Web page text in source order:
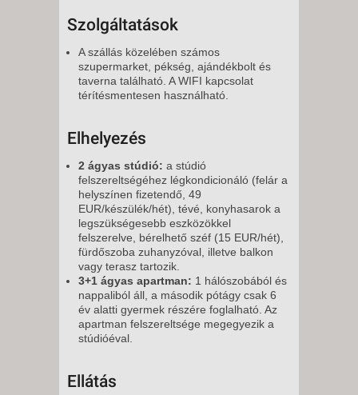
Szolgáltatások
A szállás közelében számos
szupermarket, pékség, ajándékbolt és
taverna található. A WIFI kapcsolat
térítésmentesen használható.
Elhelyezés
2 ágyas stúdió: a stúdió
felszereltségéhez légkondicionáló (felár a
helyszínen fizetendő, 49
EUR/készülék/hét), tévé, konyhasarok a
legszükségesebb eszközökkel
felszerelve, bérelhető széf (15 EUR/hét),
fürdőszoba zuhanyzóval, illetve balkon
vagy terasz tartozik.
3+1 ágyas apartman: 1 hálószobából és
nappaliból áll, a második pótágy csak 6
év alatti gyermek részére foglalható. Az
apartman felszereltsége megegyezik a
stúdióéval.
Ellátás